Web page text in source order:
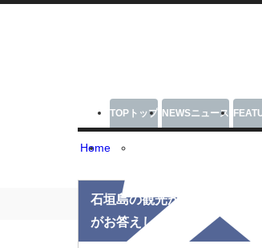
TOP トップ NEWSニュース
Home
石垣島の観光がつまらない
がお答えします。